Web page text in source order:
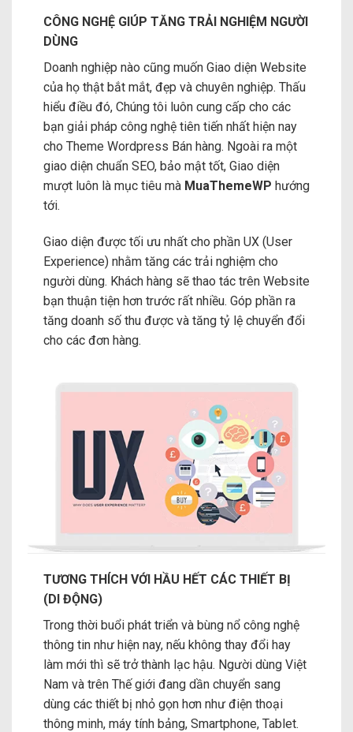
CÔNG NGHỆ GIÚP TĂNG TRẢI NGHIỆM NGƯỜI
DÙNG
Doanh nghiệp nào cũng muốn Giao diện Website
của họ thật bắt mắt, đẹp và chuyên nghiệp. Thấu
hiểu điều đó, Chúng tôi luôn cung cấp cho các
bạn giải pháp công nghệ tiên tiến nhất hiện nay
cho Theme Wordpress Bán hàng. Ngoài ra một
giao diện chuẩn SEO, bảo mật tốt, Giao diện
mượt luôn là mục tiêu mà MuaThemeWP hướng
tới.
Giao diện được tối ưu nhất cho phần UX (User
Experience) nhằm tăng các trải nghiệm cho
người dùng. Khách hàng sẽ thao tác trên Website
bạn thuận tiện hơn trước rất nhiều. Góp phần ra
tăng doanh số thu được và tăng tỷ lệ chuyển đổi
cho các đơn hàng.
TƯƠNG THÍCH VỚI HẦU HẾT CÁC THIẾT BỊ
(DI ĐỘNG)
Trong thời buổi phát triển và bùng nổ công nghệ
thông tin như hiện nay, nếu không thay đổi hay
làm mới thì sẽ trở thành lạc hậu. Người dùng Việt
Nam và trên Thế giới đang dần chuyển sang
dùng các thiết bị nhỏ gọn hơn như điện thoại
thông minh, máy tính bảng, Smartphone, Tablet.